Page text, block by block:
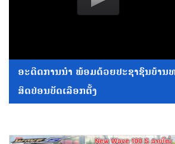
ອະດີດການນໍາ ພ້ອມດ້ວຍປະຊາຊົນບ້ານ
ສິດປ່ອນບັດເລືອກຕັ້ງ